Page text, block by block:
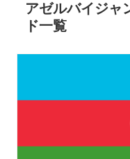
アゼルバイジャ
ド一覧